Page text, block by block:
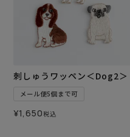
刺しゅうワッペン＜Dog2＞
メール便5個まで可
¥1,650税込